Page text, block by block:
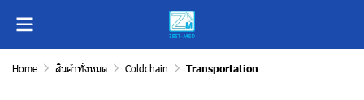
Home สินค้าทั้งหมด Coldchain Transportation